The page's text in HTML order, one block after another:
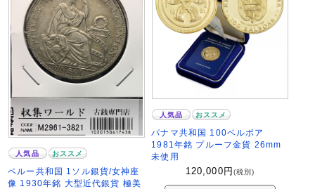
人気品 おススメ
ペルー共和国 1ソル銀貨/女神座
像 1930年銘 大型近代銀貨 極美
人気品 おススメ
パナマ共和国 100ベルボア
1981年銘 プルーフ金貨 26mm
未使用
120,000 円 (税別)